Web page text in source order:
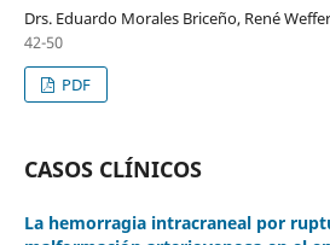
Drs. Eduardo Morales Briceño, René
42-50
PDF
CASOS CLÍNICOS
La hemorragia intracraneal por